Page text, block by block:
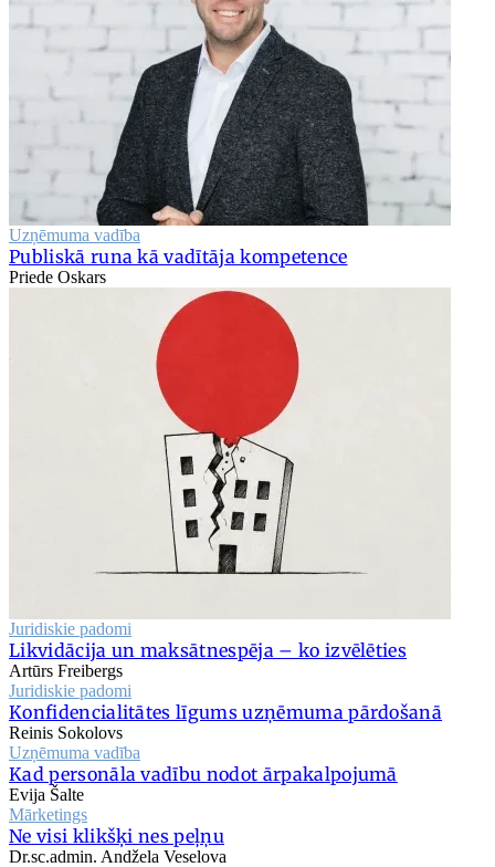
Uzņēmuma vadība
Publiskā runa kā vadītāja kompetence
Priede Oskars
Juridiskie padomi
Likvidācija un maksātnespēja – ko izvēlēties
Artūrs Freibergs
Juridiskie padomi
Konfidencialitātes līgums uzņēmuma pārdošanā
Reinis Sokolovs
Uzņēmuma vadība
Kad personāla vadību nodot ārpakalpojumā
Evija Šalte
Mārketings
Ne visi klikšķi nes peļņu
Dr.sc.admin. Andžela Veselova